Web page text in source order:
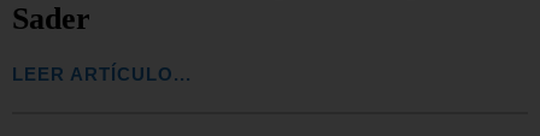
Sader
LEER ARTÍCULO...